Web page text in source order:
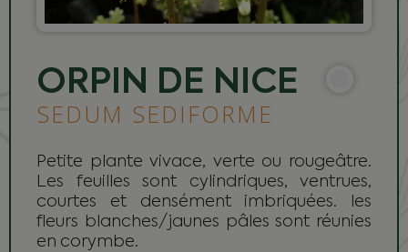
ORPIN DE NICE
SEDUM SEDIFORME
Petite plante vivace, verte ou rougeâtre.
Les feuilles sont cylindriques, ventrues,
courtes et densément imbriquées. les
fleurs blanches/jaunes pâles sont réunies
en corymbe.